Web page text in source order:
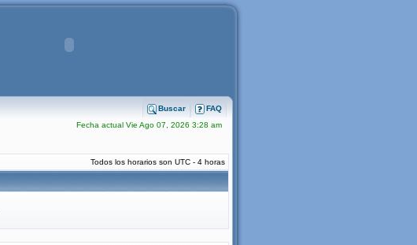
FAQ
Buscar
Fecha actual Vie Ago 07, 2026 3:28 am
Todos los horarios son UTC - 4 horas